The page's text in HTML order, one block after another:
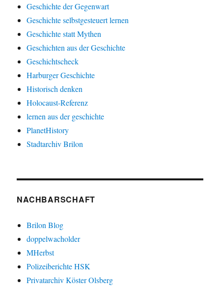
Geschichte der Gegenwart
Geschichte selbstgesteuert lernen
Geschichte statt Mythen
Geschichten aus der Geschichte
Geschichtscheck
Harburger Geschichte
Historisch denken
Holocaust-Referenz
lernen aus der geschichte
PlanetHistory
Stadtarchiv Brilon
NACHBARSCHAFT
Brilon Blog
doppelwacholder
MHerbst
Polizeiberichte HSK
Privatarchiv Köster Olsberg